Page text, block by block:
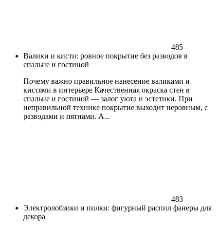
485
Валики и кисти: ровное покрытие без разводов в
спальне и гостиной
Почему важно правильное нанесение валиками и
кистями в интерьере Качественная окраска стен в
спальне и гостиной — залог уюта и эстетики. При
неправильной технике покрытие выходит неровным, с
разводами и пятнами. А...
483
Электролобзики и пилки: фигурный распил фанеры для
декора